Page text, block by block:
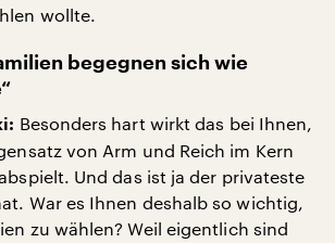
wollte.
begegnen sich wie
Besonders hart wirkt das bei Ihnen,
von Arm und Reich im Kern
Und das ist ja der privateste
War es Ihnen deshalb so wichtig,
zu wählen? Weil eigentlich sind